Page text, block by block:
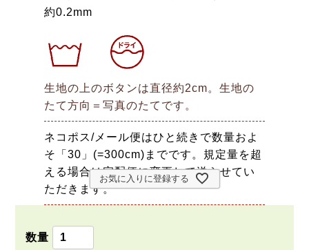
約0.2mm
生地の上のボタンは直径約2cm。生地の
たて方向＝写真のたてです。
ネコポス/メール便はひと続きで数量およ
そ「30」(=300cm)までです。規定量を超
える場合は宅配便に変更して送らせてい
ただきます。
お気に入りに登録する